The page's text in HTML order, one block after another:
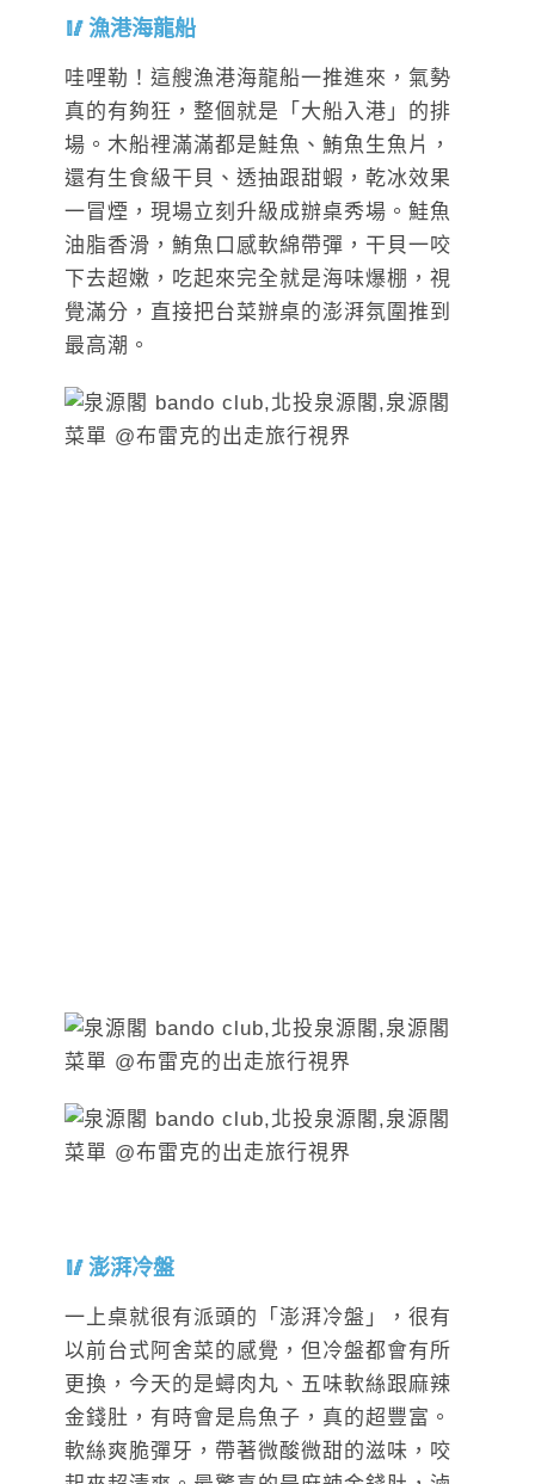
漁港海龍船
哇哩勒！這艘漁港海龍船一推進來，氣勢
真的有夠狂，整個就是「大船入港」的排
場。木船裡滿滿都是鮭魚、鮪魚生魚片，
還有生食級干貝、透抽跟甜蝦，乾冰效果
一冒煙，現場立刻升級成辦桌秀場。鮭魚
油脂香滑，鮪魚口感軟綿帶彈，干貝一咬
下去超嫩，吃起來完全就是海味爆棚，視
覺滿分，直接把台菜辦桌的澎湃氛圍推到
最高潮。
澎湃冷盤
一上桌就很有派頭的「澎湃冷盤」，很有
以前台式阿舍菜的感覺，但冷盤都會有所
更換，今天的是蟳肉丸、五味軟絲跟麻辣
金錢肚，有時會是烏魚子，真的超豐富。
軟絲爽脆彈牙，帶著微酸微甜的滋味，咬